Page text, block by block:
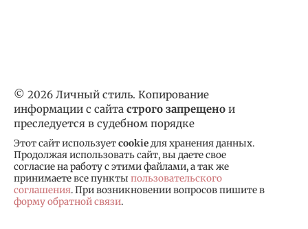
© 2026 Личный стиль. Копирование
информации с сайта строго запрещено и
преследуется в судебном порядке
Этот сайт используетcookieдля хранения данных.
Продолжая использовать сайт, вы даете свое
согласие на работу с этими файлами, а так же
принимаете все пункты пользовательского
соглашения. При возникновении вопросов пишите в
форму обратной связи.